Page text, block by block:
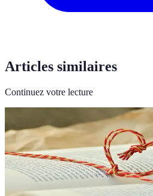
Articles similaires
Continuez votre lecture